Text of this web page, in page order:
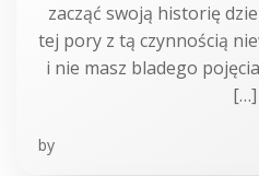
zacząć swoją historię
tej pory z tą czynnością
i nie masz bladego
[…]
by